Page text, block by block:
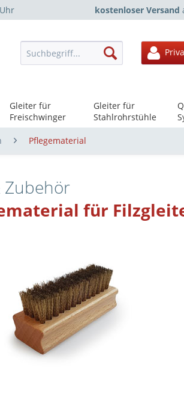
kostenloser Versand
Gleiter für
Freischwinger
Gleiter für
Stahlrohrstühle
Pflegematerial
Zubehör
für